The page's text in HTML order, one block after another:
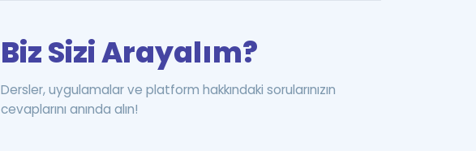
Biz Sizi Arayalım?
Dersler, uygulamalar ve platform hakkındaki sorularınızın
cevaplarını anında alın!